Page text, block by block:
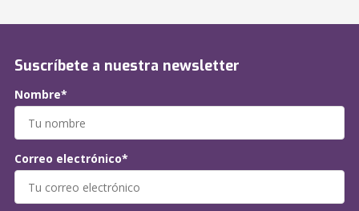
Suscríbete a nuestra newsletter
Nombre*
Correo electrónico*